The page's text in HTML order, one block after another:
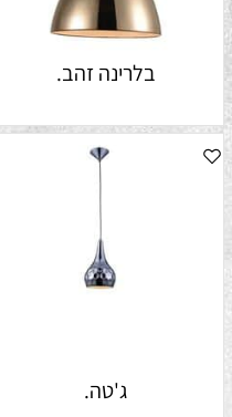
בלרינה זהב.
ג'טה.